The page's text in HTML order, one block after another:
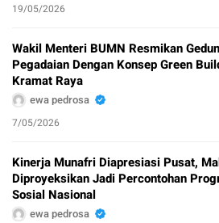
19/05/2026
Wakil Menteri BUMN Resmikan
Pegadaian Dengan Konsep Green
Kramat Raya
ewa pedrosa
7/05/2026
Kinerja Munafri Diapresiasi Pusat,
Diproyeksikan Jadi Percontohan
Sosial Nasional
ewa pedrosa